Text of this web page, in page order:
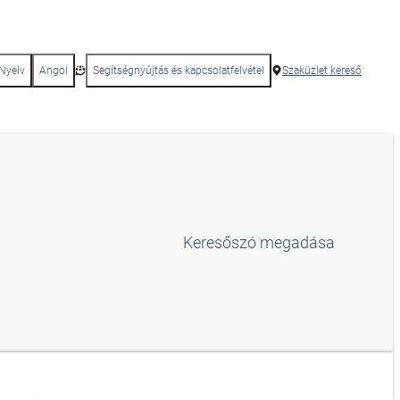
Nyelv Angol Segítségnyújtás és kapcsolatfelvétel Szaküzlet kereső